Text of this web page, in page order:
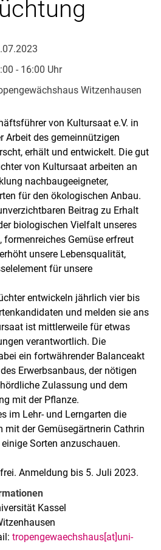
- 16:00 Uhr
Witzenhausen
von Kultursaat e.V. in
Arbeit des gemeinnützigen
erhält und entwickelt. Die gut
von Kultursaat arbeiten an
nachbaugeeigneter,
für den ökologischen Anbau.
Beitrag zu Erhalt
biologischen Vielfalt unseres
formenreiches Gemüse erfreut
unsere Lebensqualität,
für unsere
entwickeln jährlich vier bis
und melden sie ans
ist mittlerweile für etwas
verantwortlich. Die
ein fortwährender Balanceakt
Erwerbsanbaus, der nötigen
Zulassung und dem
mit der Pflanze.
im Lehr- und Lerngarten die
mit der Gemüsegärtnerin Cathrin
Sorten anzuschauen.
Anmeldung bis 5. Juli 2023.
Kassel
tropengewaechshaus[at]uni-